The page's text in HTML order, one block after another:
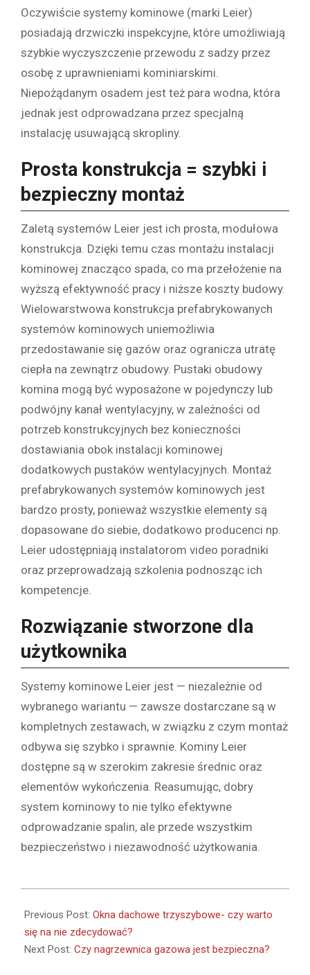
Oczywiście systemy kominowe (marki Leier)
posiadają drzwiczki inspekcyjne, które umożliwiają
szybkie wyczyszczenie przewodu z sadzy przez
osobę z uprawnieniami kominiarskimi.
Niepożądanym osadem jest też para wodna, która
jednak jest odprowadzana przez specjalną
instalację usuwającą skropliny.
Prosta konstrukcja = szybki i
bezpieczny montaż
Zaletą systemów Leier jest ich prosta, modułowa
konstrukcja. Dzięki temu czas montażu instalacji
kominowej znacząco spada, co ma przełożenie na
wyższą efektywność pracy i niższe koszty budowy.
Wielowarstwowa konstrukcja prefabrykowanych
systemów kominowych uniemożliwia
przedostawanie się gazów oraz ogranicza utratę
ciepła na zewnątrz obudowy. Pustaki obudowy
komina mogą być wyposażone w pojedynczy lub
podwójny kanał wentylacyjny, w zależności od
potrzeb konstrukcyjnych bez konieczności
dostawiania obok instalacji kominowej
dodatkowych pustaków wentylacyjnych. Montaż
prefabrykowanych systemów kominowych jest
bardzo prosty, ponieważ wszystkie elementy są
dopasowane do siebie, dodatkowo producenci np.
Leier udostępniają instalatorom video poradniki
oraz przeprowadzają szkolenia podnosząc ich
kompetencje.
Rozwiązanie stworzone dla
użytkownika
Systemy kominowe Leier jest — niezależnie od
wybranego wariantu — zawsze dostarczane są w
kompletnych zestawach, w związku z czym montaż
odbywa się szybko i sprawnie. Kominy Leier
dostępne są w szerokim zakresie średnic oraz
elementów wykończenia. Reasumując, dobry
system kominowy to nie tylko efektywne
odprowadzanie spalin, ale przede wszystkim
bezpieczeństwo i niezawodność użytkowania.
11-
19
Previous Post: Okna dachowe trzyszybowe- czy warto
się na nie zdecydować?
Next Post: Czy nagrzewnica gazowa jest bezpieczna?